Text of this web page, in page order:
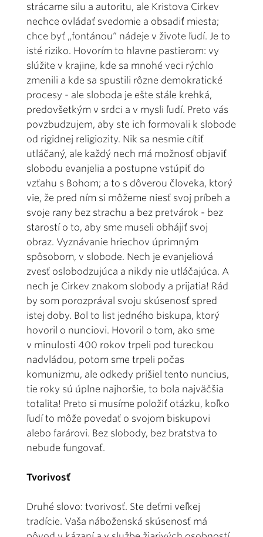
strácame silu a autoritu, ale Kristova Cirkev
nechce ovládať svedomie a obsadiť miesta;
chce byť „fontánou“ nádeje v živote ľudí. Je to
isté riziko. Hovorím to hlavne pastierom: vy
slúžite v krajine, kde sa mnohé veci rýchlo
zmenili a kde sa spustili rôzne demokratické
procesy - ale sloboda je ešte stále krehká,
predovšetkým v srdci a v mysli ľudí. Preto vás
povzbudzujem, aby ste ich formovali k slobode
od rigidnej religiozity. Nik sa nesmie cítiť
utláčaný, ale každý nech má možnosť objaviť
slobodu evanjelia a postupne vstúpiť do
vzťahu s Bohom; a to s dôverou človeka, ktorý
vie, že pred ním si môžeme niesť svoj príbeh a
svoje rany bez strachu a bez pretvárok - bez
starostí o to, aby sme museli obhájiť svoj
obraz. Vyznávanie hriechov úprimným
spôsobom, v slobode. Nech je evanjeliová
zvesť oslobodzujúca a nikdy nie utláčajúca. A
nech je Cirkev znakom slobody a prijatia! Rád
by som porozprával svoju skúsenosť spred
istej doby. Bol to list jedného biskupa, ktorý
hovoril o nunciovi. Hovoril o tom, ako sme
v minulosti 400 rokov trpeli pod tureckou
nadvládou, potom sme trpeli počas
komunizmu, ale odkedy prišiel tento nuncius,
tie roky sú úplne najhoršie, to bola najväčšia
totalita! Preto si musíme položiť otázku, koľko
ľudí to môže povedať o svojom biskupovi
alebo farárovi. Bez slobody, bez bratstva to
nebude fungovať.
Tvorivosť
Druhé slovo: tvorivosť. Ste deťmi veľkej
tradície. Vaša náboženská skúsenosť má